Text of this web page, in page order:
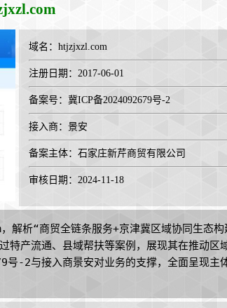
域名： htjzjxzl.com
注册日期：2017-06-01
备案号：冀ICP备2024092679号-2
接入商： 景安
备案主体：石家庄新芹商贸有限公司
审核日期：2024-11-18
析“商贸全链条服务+京津冀区域协同生态构
产流通、县域帮扶等案例，展现其在推动区
-2与接入商景安对业务的支撑，全面呈现主